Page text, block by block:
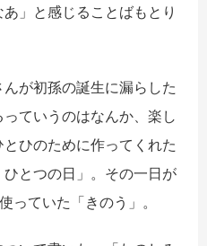
」と感じることばもとり
が初孫の誕生に漏らした
っていうのはなんか、楽し
ひのために作ってくれた
ひとつの日」。その一日が
っていた「きのう」。